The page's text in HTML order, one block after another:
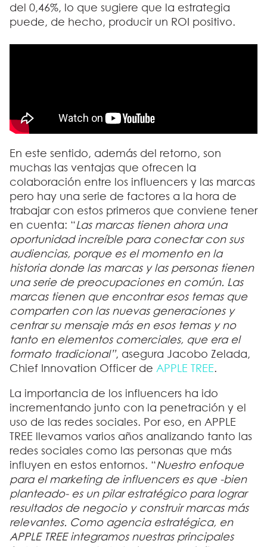
del 0,46%, lo que sugiere que la estrategia
puede, de hecho, producir un ROI positivo.
En este sentido, además del retorno, son
muchas las ventajas que ofrecen la
colaboración entre los influencers y las marcas
pero hay una serie de factores a la hora de
trabajar con estos primeros que conviene tener
en cuenta: “Las marcas tienen ahora una
oportunidad increíble para conectar con sus
audiencias, porque es el momento en la
historia donde las marcas y las personas tienen
una serie de preocupaciones en común. Las
marcas tienen que encontrar esos temas que
comparten con las nuevas generaciones y
centrar su mensaje más en esos temas y no
tanto en elementos comerciales, que era el
formato tradicional”, asegura Jacobo Zelada,
Chief Innovation Officer de APPLE TREE.
La importancia de los influencers ha ido
incrementando junto con la penetración y el
uso de las redes sociales. Por eso, en APPLE
TREE llevamos varios años analizando tanto las
redes sociales como las personas que más
influyen en estos entornos. “Nuestro enfoque
para el marketing de influencers es que -bien
planteado- es un pilar estratégico para lograr
resultados de negocioy construir marcas más
relevantes. Como agencia estratégica, en
APPLE TREE integramos nuestras principales